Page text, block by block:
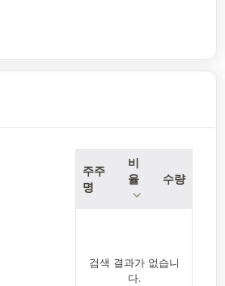
주주
명
비
율
수량
검색 결과가 없습니
다.